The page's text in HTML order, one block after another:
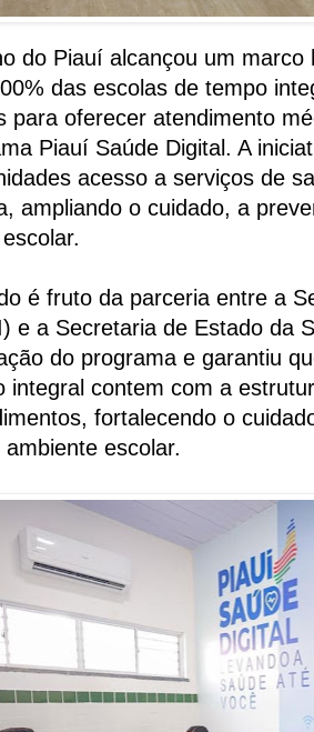
do Piauí alcançou um
das escolas de tempo
para oferecer atendimento
Piauí Saúde Digital. A
acesso a serviços de
ampliando o cuidado, a
é fruto da parceria entre a
e a Secretaria de Estado da
do programa e garantiu
integral contem com a
fortalecendo o
escolar.